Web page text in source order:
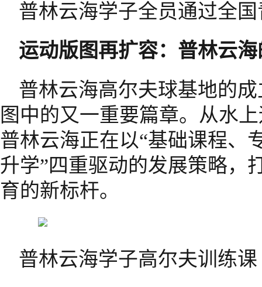
普林云海学子全员通过全
运动版图再扩容：普林云
普林云海高尔夫球基地的
图中的又一重要篇章。从水
普林云海正在以“基础课程、
升学”四重驱动的发展策略，
育的新标杆。
普林云海学子高尔夫训练课